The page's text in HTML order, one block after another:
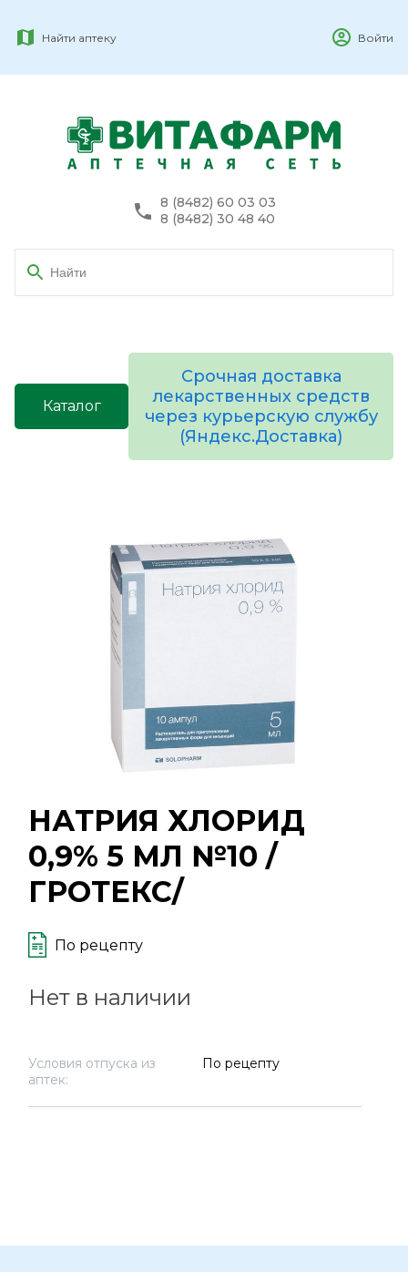
Найти аптеку Войти
8 (8482) 60 03 03
8 (8482) 30 48 40
Каталог
Срочная доставка
лекарственных средств
через курьерскую службу
(Яндекс.Доставка)
НАТРИЯ ХЛОРИД
0,9% 5 МЛ №10 /
ГРОТЕКС/
По рецепту
Нет в наличии
Условия отпуска из
аптек:
По рецепту